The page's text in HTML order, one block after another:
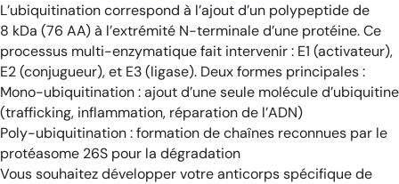
L’ubiquitination correspond à l’ajout d’un polypeptide de
8 kDa (76 AA) à l’extrémité N-terminale d’une protéine. Ce
processus multi-enzymatique fait intervenir : E1 (activateur),
E2 (conjugueur), et E3 (ligase). Deux formes principales :
Mono-ubiquitination : ajout d’une seule molécule d’ubiquitine
(trafficking, inflammation, réparation de l’ADN)
Poly-ubiquitination : formation de chaînes reconnues par le
protéasome 26S pour la dégradation
Vous souhaitez développer votre anticorps spécifique de